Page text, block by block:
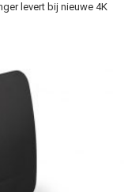
levert bij nieuwe 4K